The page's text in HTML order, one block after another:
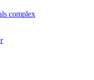
complex